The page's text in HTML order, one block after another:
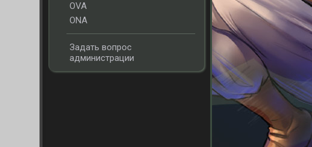
OVA
ONA
Задать вопрос
администрации